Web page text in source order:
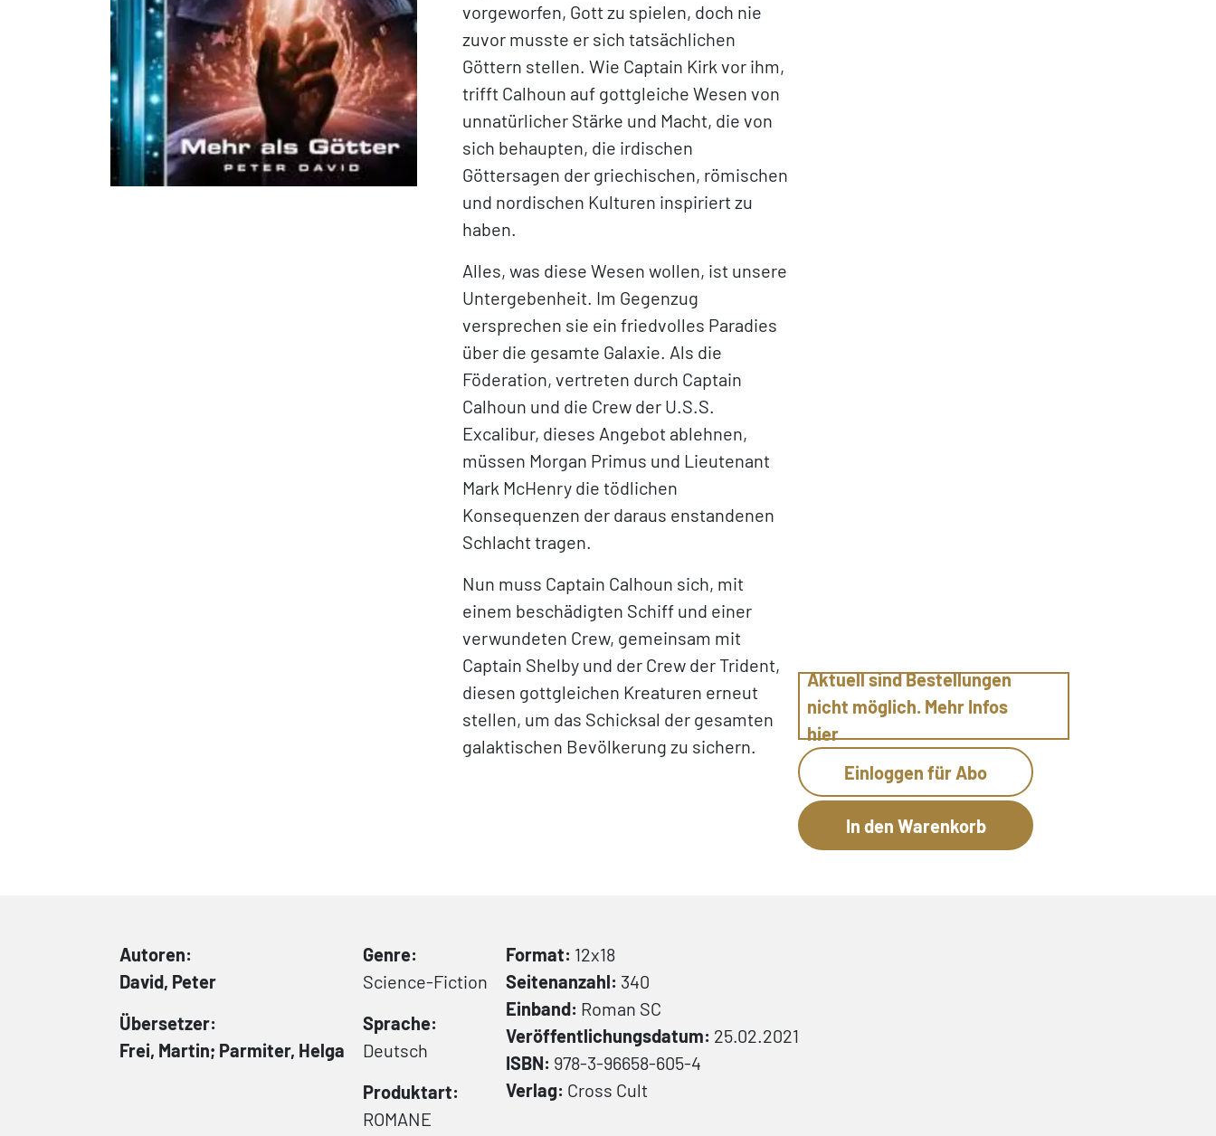
vorgeworfen, Gott zu spielen, doch nie
zuvor musste er sich tatsächlichen
Göttern stellen. Wie Captain Kirk vor ihm,
trifft Calhoun auf gottgleiche Wesen von
unnatürlicher Stärke und Macht, die von
sich behaupten, die irdischen
Göttersagen der griechischen, römischen
und nordischen Kulturen inspiriert zu
haben.
Alles, was diese Wesen wollen, ist unsere
Untergebenheit. Im Gegenzug
versprechen sie ein friedvolles Paradies
über die gesamte Galaxie. Als die
Föderation, vertreten durch Captain
Calhoun und die Crew der U.S.S.
Excalibur, dieses Angebot ablehnen,
müssen Morgan Primus und Lieutenant
Mark McHenry die tödlichen
Konsequenzen der daraus enstandenen
Schlacht tragen.
Nun muss Captain Calhoun sich, mit
einem beschädigten Schiff und einer
verwundeten Crew, gemeinsam mit
Captain Shelby und der Crew der Trident,
diesen gottgleichen Kreaturen erneut
stellen, um das Schicksal der gesamten
galaktischen Bevölkerung zu sichern.
Aktuell sind Bestellungen
nicht möglich. Mehr Infos
hier
Einloggen für Abo
Autoren:
David, Peter
Übersetzer:
Frei, Martin; Parmiter, Helga
Genre:
Science-Fiction
Sprache:
Deutsch
Produktart:
ROMANE
Format: 12x18
Seitenanzahl: 340
Einband: Roman SC
Veröffentlichungsdatum: 25.02.2021
ISBN: 978-3-96658-605-4
Verlag: Cross Cult